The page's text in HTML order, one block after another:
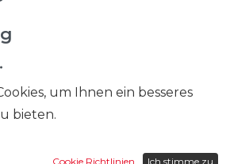
um Ihnen ein besseres
bieten.
Cookie Richtlinien Ich stimme zu